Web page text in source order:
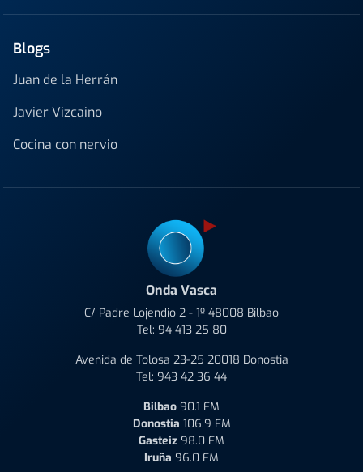
Blogs
Juan de la Herrán
Javier Vizcaino
Cocina con nervio
Onda Vasca
C/ Padre Lojendio 2 - 1º 48008 Bilbao
Tel: 94 413 25 80
Avenida de Tolosa 23-25 20018 Donostia
Tel: 943 42 36 44
Bilbao 90.1 FM
Donostia 106.9 FM
Gasteiz 98.0 FM
Iruña 96.0 FM